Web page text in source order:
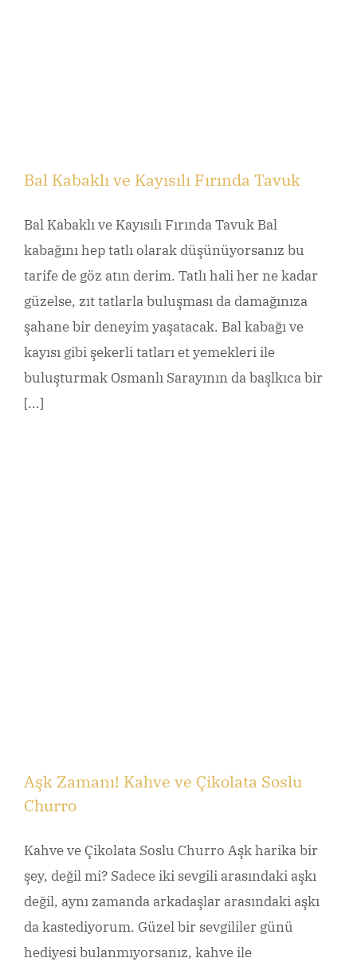
Bal Kabaklı ve Kayısılı Fırında Tavuk
Bal Kabaklı ve Kayısılı Fırında Tavuk Bal
kabağını hep tatlı olarak düşünüyorsanız bu
tarife de göz atın derim. Tatlı hali her ne kadar
güzelse, zıt tatlarla buluşması da damağınıza
şahane bir deneyim yaşatacak. Bal kabağı ve
kayısı gibi şekerli tatları et yemekleri ile
buluşturmak Osmanlı Sarayının da başlkıca bir
[...]
Aşk Zamanı! Kahve ve Çikolata Soslu
Churro
Kahve ve Çikolata Soslu Churro Aşk harika bir
şey, değil mi? Sadece iki sevgili arasındaki aşkı
değil, aynı zamanda arkadaşlar arasındaki aşkı
da kastediyorum. Güzel bir sevgililer günü
hediyesi bulanmıyorsanız, kahve ile